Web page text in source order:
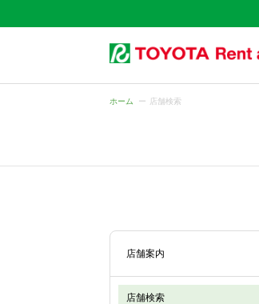
ホーム 店舗検索
店舗案内
店舗検索